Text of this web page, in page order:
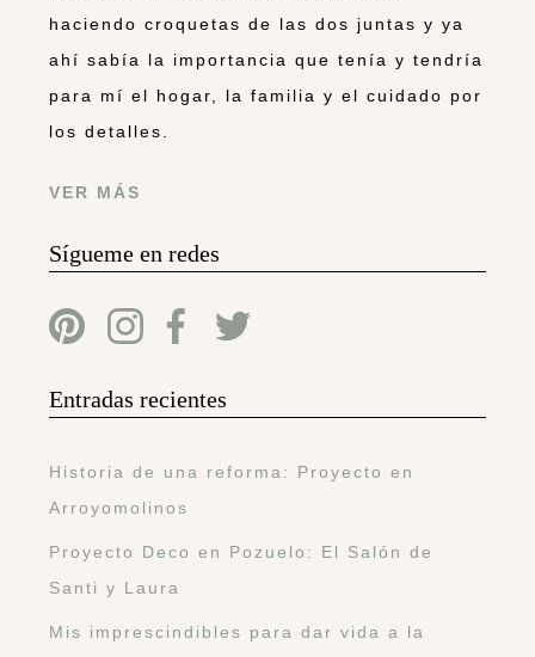
haciendo croquetas de las dos juntas y ya
ahí sabía la importancia que tenía y tendría
para mí el hogar, la familia y el cuidado por
los detalles.
VER MÁS
Sígueme en redes
Entradas recientes
Historia de una reforma: Proyecto en
Arroyomolinos
Proyecto Deco en Pozuelo: El Salón de
Santi y Laura
Mis imprescindibles para dar vida a la